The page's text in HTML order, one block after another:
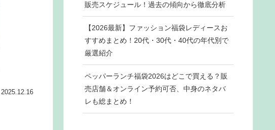
2025.12.16
販売スケジュール！過去の傾向から徹底分析
【2026最新】ファッション福袋レディースお
すすめまとめ！20代・30代・40代の年代別で
厳選紹介
ペッパーランチ福袋2026はどこで買える？販
売店舗＆オンライン予約可否、中身のネタバ
レも総まとめ！